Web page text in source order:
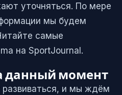
уточняться. По мере
мы будем
самые
на SportJournal.
данный момент
и мы ждём